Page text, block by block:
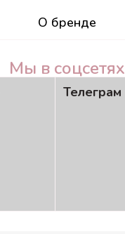
О бренде
Мы в соцсетях
Телеграм